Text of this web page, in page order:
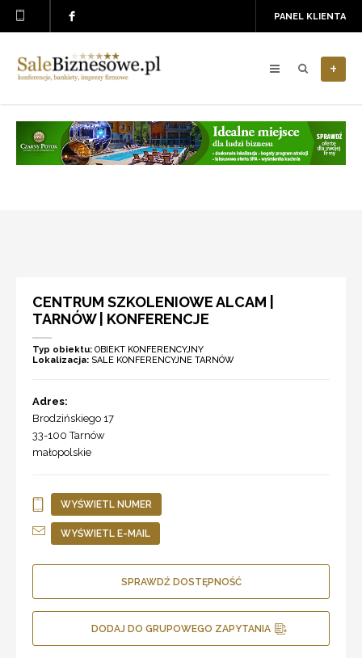
PANEL KLIENTA
+
CENTRUM SZKOLENIOWE ALCAM |
TARNÓW | KONFERENCJE
Typ obiektu: OBIEKT KONFERENCYJNY
Lokalizacja: SALE KONFERENCYJNE TARNÓW
Adres:
Brodzińskiego 17
33-100Tarnów
małopolskie
WYŚWIETL NUMER
WYŚWIETL E-MAIL
SPRAWDŹ DOSTĘPNOŚĆ
DODAJ DO GRUPOWEGO ZAPYTANIA